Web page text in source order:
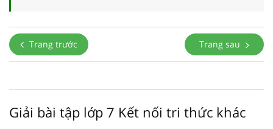
Trang trước Trang sau
Giải bài tập lớp 7 Kết nối tri thức khác